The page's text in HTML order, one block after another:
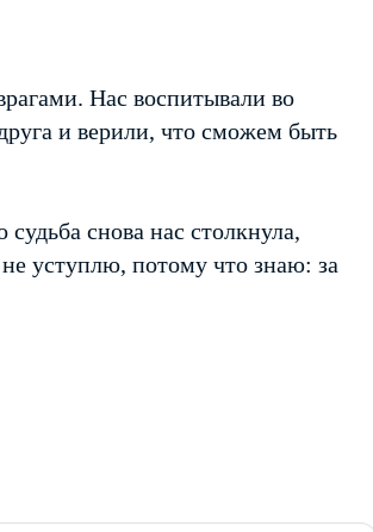
Нас воспитывали во
и верили, что сможем быть
снова нас столкнула,
не уступлю, потому что знаю: за